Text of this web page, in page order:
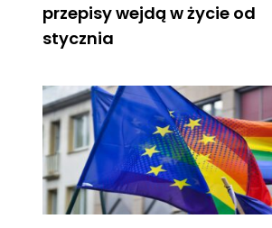
przepisy wejdą w życie od
stycznia